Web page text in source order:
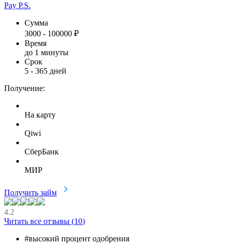
Pay P.S.
Сумма
3000 - 100000 ₽
Время
до 1 минуты
Срок
5 - 365 дней
Получение:
На карту
Qiwi
СберБанк
МИР
Получить займ
4.2
Читать все отзывы (10)
#высокий процент одобрения